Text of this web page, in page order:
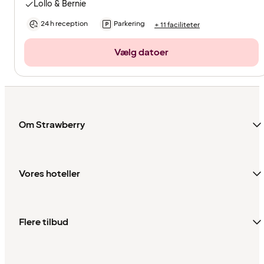
Lollo & Bernie
24 h reception Parkering + 11 faciliteter
Vælg datoer
Om Strawberry
Vores hoteller
Flere tilbud